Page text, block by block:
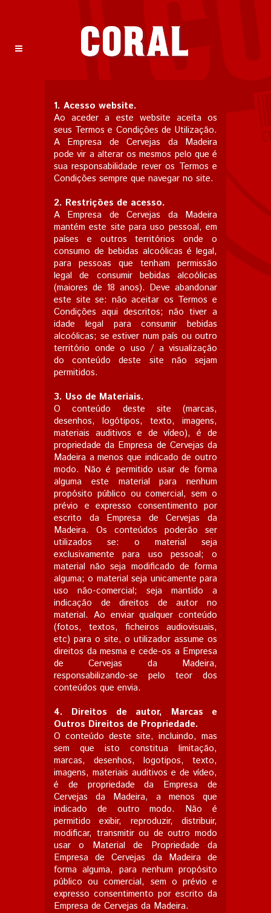
1. Acesso website.
Ao aceder a este website aceita os
seus Termos e Condições de Utilização.
A Empresa de Cervejas da Madeira
pode vir a alterar os mesmos pelo que é
sua responsabilidade rever os Termos e
Condições sempre que navegar no site.
2. Restrições de acesso.
A Empresa de Cervejas da Madeira
mantém este site para uso pessoal, em
países e outros territórios onde o
consumo de bebidas alcoólicas é legal,
para pessoas que tenham permissão
legal de consumir bebidas alcoólicas
(maiores de 18 anos). Deve abandonar
este site se: não aceitar os Termos e
Condições aqui descritos; não tiver a
idade legal para consumir bebidas
alcoólicas; se estiver num país ou outro
território onde o uso / a visualização
do conteúdo deste site não sejam
permitidos.
3. Uso de Materiais.
O conteúdo deste site (marcas,
desenhos, logótipos, texto, imagens,
materiais auditivos e de vídeo), é de
propriedade da Empresa de Cervejas da
Madeira a menos que indicado de outro
modo. Não é permitido usar de forma
alguma este material para nenhum
propósito público ou comercial, sem o
prévio e expresso consentimento por
escrito da Empresa de Cervejas da
Madeira. Os conteúdos poderão ser
utilizados se: o material seja
exclusivamente para uso pessoal; o
material não seja modificado de forma
alguma; o material seja unicamente para
uso não-comercial; seja mantido a
indicação de direitos de autor no
material. Ao enviar qualquer conteúdo
(fotos, textos, ficheiros audiovisuais,
etc) para o site, o utilizador assume os
direitos da mesma e cede-os a Empresa
de Cervejas da Madeira,
responsabilizando-se pelo teor dos
conteúdos que envia.
4. Direitos de autor, Marcas e
Outros Direitos de Propriedade.
O conteúdo deste site, incluindo, mas
sem que isto constitua limitação,
marcas, desenhos, logotipos, texto,
imagens, materiais auditivos e de vídeo,
é de propriedade da Empresa de
Cervejas da Madeira, a menos que
indicado de outro modo. Não é
permitido exibir, reproduzir, distribuir,
modificar, transmitir ou de outro modo
usar o Material de Propriedade da
Empresa de Cervejas da Madeira de
forma alguma, para nenhum propósito
público ou comercial, sem o prévio e
expresso consentimento por escrito da
Empresa de Cervejas da Madeira.